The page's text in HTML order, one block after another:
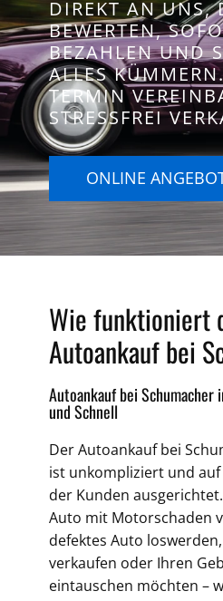
DIREKT AN UNS,
BEWERTEN,
BEZAHLEN UND
ALLES
TERMIN
STRESSFREI
ONLINE
Wie funktioniert
Autoankauf bei
Autoankauf bei Schumacher
und Schnell
Der Autoankauf bei
ist unkompliziert und
der Kunden
Auto mit Motorschaden
defektes Auto
verkaufen oder Ihren
eintauschen möchten –